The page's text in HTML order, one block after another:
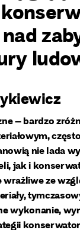
– bardzo
nie lada
jak i
ze
wykonanie,